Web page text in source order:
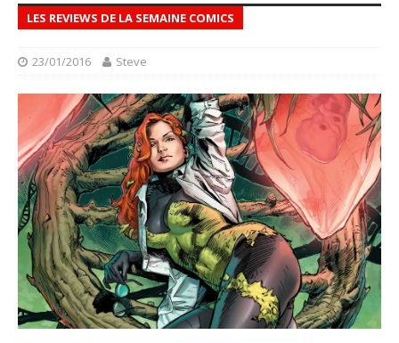
LES REVIEWS DE LA SEMAINE COMICS
23/01/2016 Steve